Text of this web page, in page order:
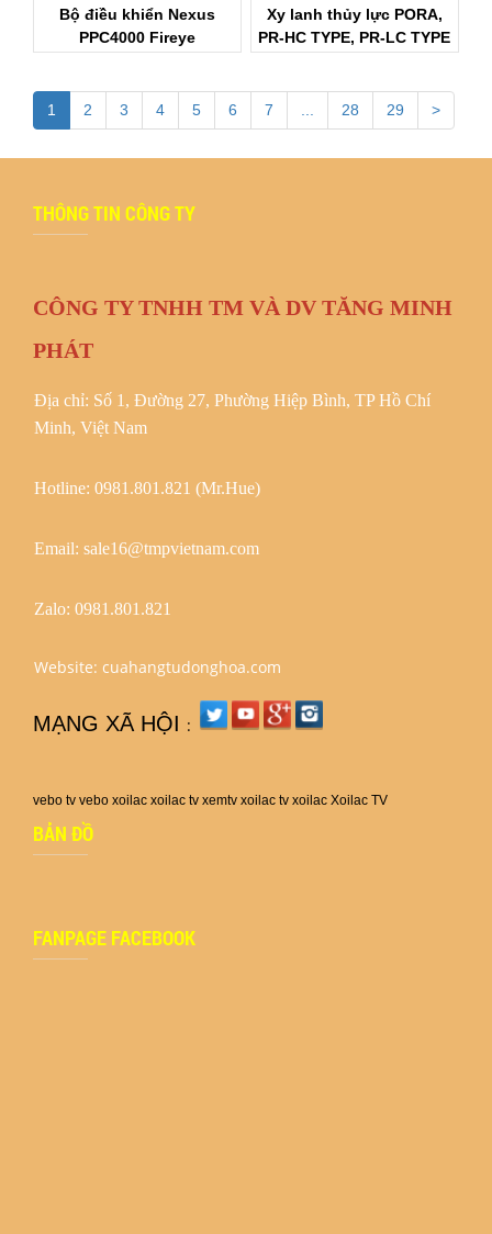
Bộ điều khiển Nexus
PPC4000 Fireye
Xy lanh thủy lực PORA,
PR-HC TYPE, PR-LC TYPE
1 2 3 4 5 6 7 ... 28 29 >
THÔNG TIN CÔNG TY
CÔNG TY TNHH TM VÀ DV TĂNG MINH
PHÁT
Địa chỉ: Số 1, Đường 27, Phường Hiệp Bình, TP Hồ Chí
Minh, Việt Nam
Hotline: 0981.801.821 (Mr.Hue)
Email: sale16@tmpvietnam.com
Zalo: 0981.801.821
Website: cuahangtudonghoa.com
MẠNG XÃ HỘI :
vebo tv vebo xoilac xoilac tv xemtv xoilac tv xoilac Xoilac TV
BẢN ĐỒ
FANPAGE FACEBOOK